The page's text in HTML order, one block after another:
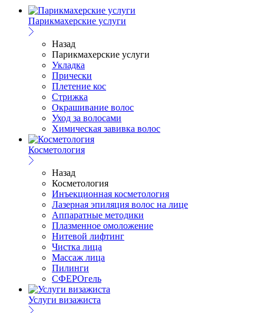
Парикмахерские услуги
Назад
Парикмахерские услуги
Укладка
Прически
Плетение кос
Стрижка
Окрашивание волос
Уход за волосами
Химическая завивка волос
Косметология
Назад
Косметология
Инъекционная косметология
Лазерная эпиляция волос на лице
Аппаратные методики
Плазменное омоложение
Нитевой лифтинг
Чистка лица
Массаж лица
Пилинги
СФЕРОгель
Услуги визажиста